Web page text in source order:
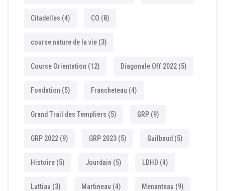
Citadelles (4) CO (8)
course nature de la vie (3)
Course Orientation (12) Diagonale Off 2022 (5)
Fondation (5) Francheteau (4)
Grand Trail des Templiers (5) GRP (9)
GRP 2022 (9) GRP 2023 (5) Guilbaud (5)
Histoire (5) Jourdain (5) LDHD (4)
Luttiau (3) Martineau (4) Menanteau (9)